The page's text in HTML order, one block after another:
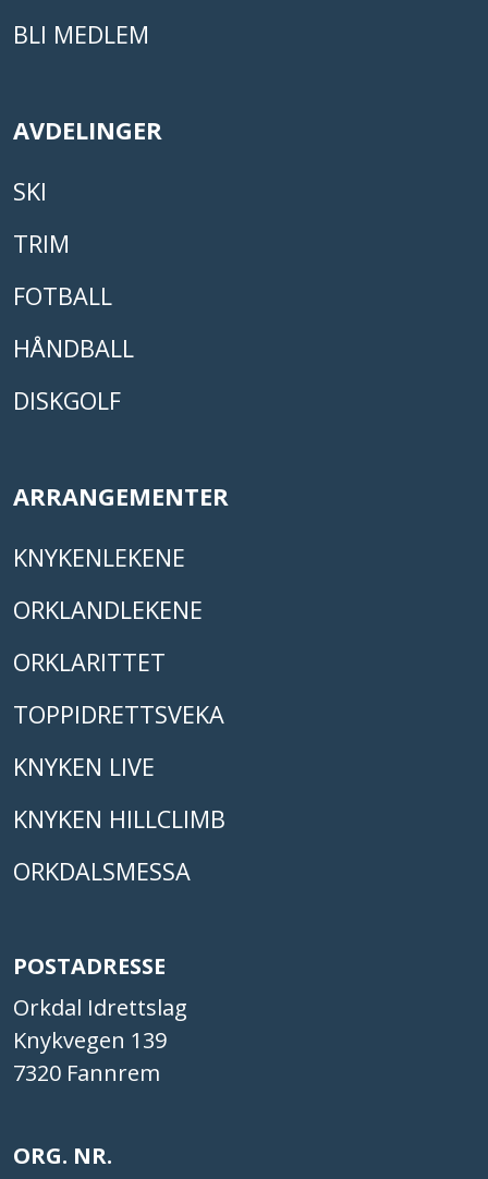
BLI MEDLEM
AVDELINGER
SKI
TRIM
FOTBALL
HÅNDBALL
DISKGOLF
ARRANGEMENTER
KNYKENLEKENE
ORKLANDLEKENE
ORKLARITTET
TOPPIDRETTSVEKA
KNYKEN LIVE
KNYKEN HILLCLIMB
ORKDALSMESSA
POSTADRESSE
Orkdal Idrettslag
Knykvegen 139
7320 Fannrem
ORG. NR.